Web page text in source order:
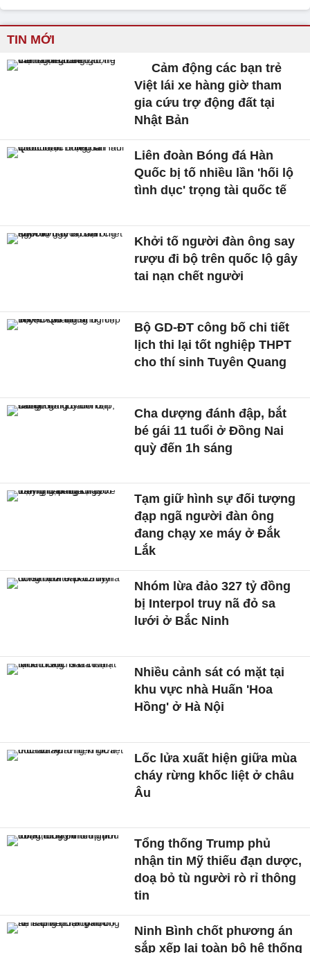
TIN MỚI
Cảm động các bạn trẻ
Việt lái xe hàng giờ tham
gia cứu trợ động đất tại
Nhật Bản
Liên đoàn Bóng đá Hàn
Quốc bị tố nhiều lần 'hối lộ
tình dục' trọng tài quốc tế
Khởi tố người đàn ông say
rượu đi bộ trên quốc lộ gây
tai nạn chết người
Bộ GD-ĐT công bố chi tiết
lịch thi lại tốt nghiệp THPT
cho thí sinh Tuyên Quang
Cha dượng đánh đập, bắt
bé gái 11 tuổi ở Đồng Nai
quỳ đến 1h sáng
Tạm giữ hình sự đối tượng
đạp ngã người đàn ông
đang chạy xe máy ở Đắk
Lắk
Nhóm lừa đảo 327 tỷ đồng
bị Interpol truy nã đỏ sa
lưới ở Bắc Ninh
Nhiều cảnh sát có mặt tại
khu vực nhà Huấn 'Hoa
Hồng' ở Hà Nội
Lốc lửa xuất hiện giữa mùa
cháy rừng khốc liệt ở châu
Âu
Tổng thống Trump phủ
nhận tin Mỹ thiếu đạn dược,
doạ bỏ tù người rò rỉ thông
tin
Ninh Bình chốt phương án
sắp xếp lại toàn bộ hệ thống